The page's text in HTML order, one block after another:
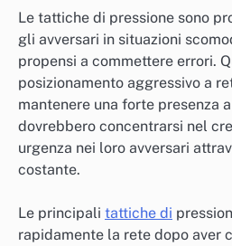
Le tattiche di pressione sono
gli avversari in situazioni
propensi a commettere errori.
posizionamento aggressivo a
mantenere una forte presenza
dovrebbero concentrarsi nel
urgenza nei loro avversari
costante.
Le principali tattiche di
rapidamente la rete dopo aver